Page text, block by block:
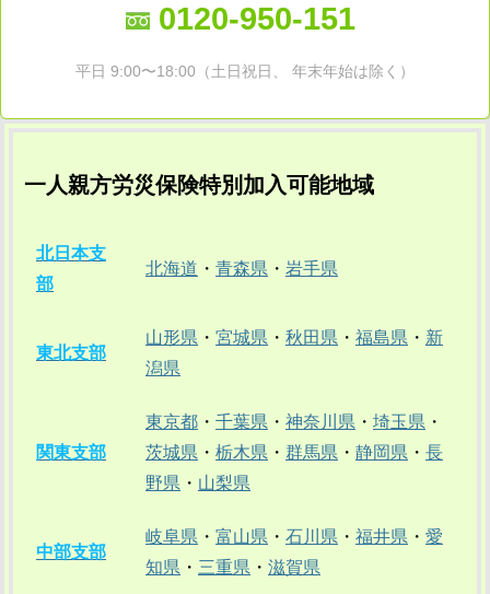
0120-950-151
平日 9:00〜18:00（土日祝日、 年末年始は除く）
一人親方労災保険特別加入可能地域
北日本支
部
北海道 ・ 青森県 ・ 岩手県
東北支部
山形県 ・ 宮城県 ・ 秋田県 ・ 福島県 ・ 新
潟県
関東支部
東京都 ・ 千葉県 ・ 神奈川県 ・ 埼玉県 ・
茨城県 ・ 栃木県 ・ 群馬県 ・ 静岡県 ・ 長
野県 ・ 山梨県
中部支部
岐阜県 ・ 富山県 ・ 石川県 ・ 福井県 ・ 愛
知県 ・ 三重県 ・ 滋賀県